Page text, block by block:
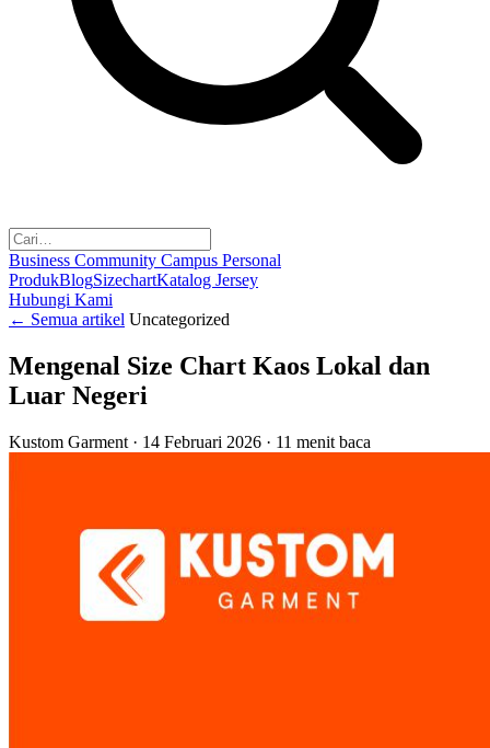
Business Community Campus Personal
ProdukBlogSizechartKatalog Jersey
Hubungi Kami
← Semua artikel Uncategorized
Mengenal Size Chart Kaos Lokal dan
Luar Negeri
Kustom Garment · 14 Februari 2026 · 11 menit baca